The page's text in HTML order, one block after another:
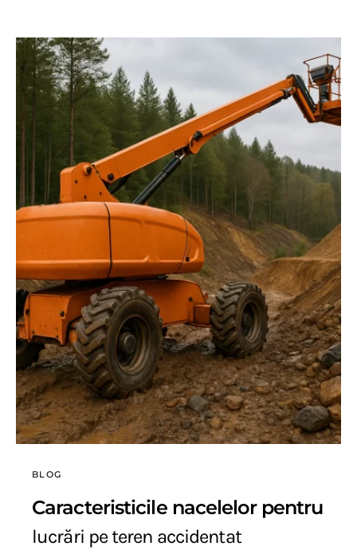
BLOG
Caracteristicile nacelelor pentru
lucrări pe teren accidentat